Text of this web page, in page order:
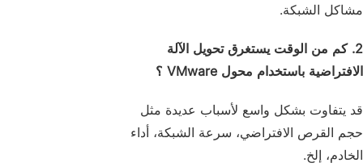
مشاكل الشبكة.
2. كم من الوقت يستغرق تحويل الآلة
الافتراضية باستخدام محول VMware ؟
قد يتفاوت بشكل واسع لأسباب عديدة مثل
حجم القرص الافتراضي، سرعة الشبكة، أداء
الخادم، إلخ.